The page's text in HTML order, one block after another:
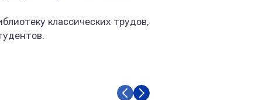
классических трудов,